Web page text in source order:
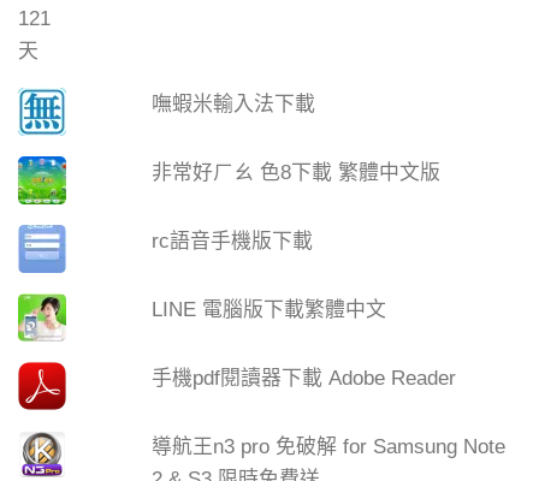
嘸蝦米輸入法下載
非常好ㄏㄠ 色8下載 繁體中文版
rc語音手機版下載
LINE 電腦版下載繁體中文
手機pdf閱讀器下載 Adobe Reader
導航王n3 pro 免破解 for Samsung Note